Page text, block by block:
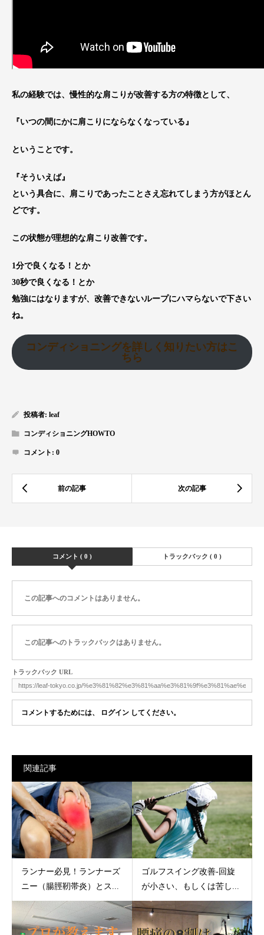
私の経験では、慢性的な肩こりが改善する方の特徴として、
『いつの間にかに肩こりにならなくなっている』
ということです。
『そういえば』
という具合に、肩こりであったことさえ忘れてしまう方がほとん
どです。
この状態が理想的な肩こり改善です。
1分で良くなる！とか
30秒で良くなる！とか
勉強にはなりますが、改善できないループにハマらないで下さい
ね。
コンディショニングを詳しく知りたい方はこ
ちら
投稿者: leaf
コンディショニングHOWTO
コメント: 0
コメント ( 0 ) トラックバック ( 0 )
この記事へのコメントはありません。
この記事へのトラックバックはありません。
トラックバック URL
コメントするためには、 ログイン してください。
関連記事
ランナー必見！ランナーズ
ニー（腸脛靭帯炎）とス...
ゴルフスイング改善-回旋
が小さい、もしくは苦し...